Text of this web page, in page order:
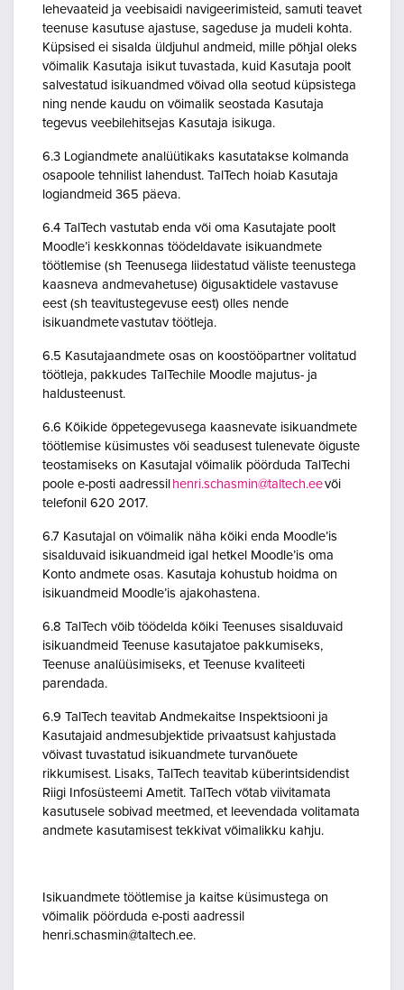
lehevaateid ja veebisaidi navigeerimisteid, samuti teavet
teenuse kasutuse ajastuse, sageduse ja mudeli kohta.
Küpsised ei sisalda üldjuhul andmeid, mille põhjal oleks
võimalik Kasutaja isikut tuvastada, kuid Kasutaja poolt
salvestatud isikuandmed võivad olla seotud küpsistega
ning nende kaudu on võimalik seostada Kasutaja
tegevus veebilehitsejas Kasutaja isikuga.
6.3 Logiandmete analüütikaks kasutatakse kolmanda
osapoole tehnilist lahendust. TalTech hoiab Kasutaja
logiandmeid 365 päeva.
6.4 TalTech vastutab enda või oma Kasutajate poolt
Moodle’i keskkonnas töödeldavate isikuandmete
töötlemise (sh Teenusega liidestatud väliste teenustega
kaasneva andmevahetuse) õigusaktidele vastavuse
eest (sh teavitustegevuse eest) olles nende
isikuandmete vastutav töötleja.
6.5 Kasutajaandmete osas on koostööpartner volitatud
töötleja, pakkudes TalTechile Moodle majutus- ja
haldusteenust.
6.6 Kõikide õppetegevusega kaasnevate isikuandmete
töötlemise küsimustes või seadusest tulenevate õiguste
teostamiseks on Kasutajal võimalik pöörduda TalTechi
poole e-posti aadressil henri.schasmin@taltech.eevõi
telefonil 620 2017.
6.7 Kasutajal on võimalik näha kõiki enda Moodle’is
sisalduvaid isikuandmeid igal hetkel Moodle’is oma
Konto andmete osas. Kasutaja kohustub hoidma on
isikuandmeid Moodle’is ajakohastena.
6.8 TalTech võib töödelda kõiki Teenuses sisalduvaid
isikuandmeid Teenuse kasutajatoe pakkumiseks,
Teenuse analüüsimiseks, et Teenuse kvaliteeti
parendada.
6.9 TalTech teavitab Andmekaitse Inspektsiooni ja
Kasutajaid andmesubjektide privaatsust kahjustada
võivast tuvastatud isikuandmete turvanõuete
rikkumisest. Lisaks, TalTech teavitab küberintsidendist
Riigi Infosüsteemi Ametit. TalTech võtab viivitamata
kasutusele sobivad meetmed, et leevendada volitamata
andmete kasutamisest tekkivat võimalikku kahju.
Isikuandmete töötlemise ja kaitse küsimustega on
võimalik pöörduda e-posti aadressil
henri.schasmin@taltech.ee.